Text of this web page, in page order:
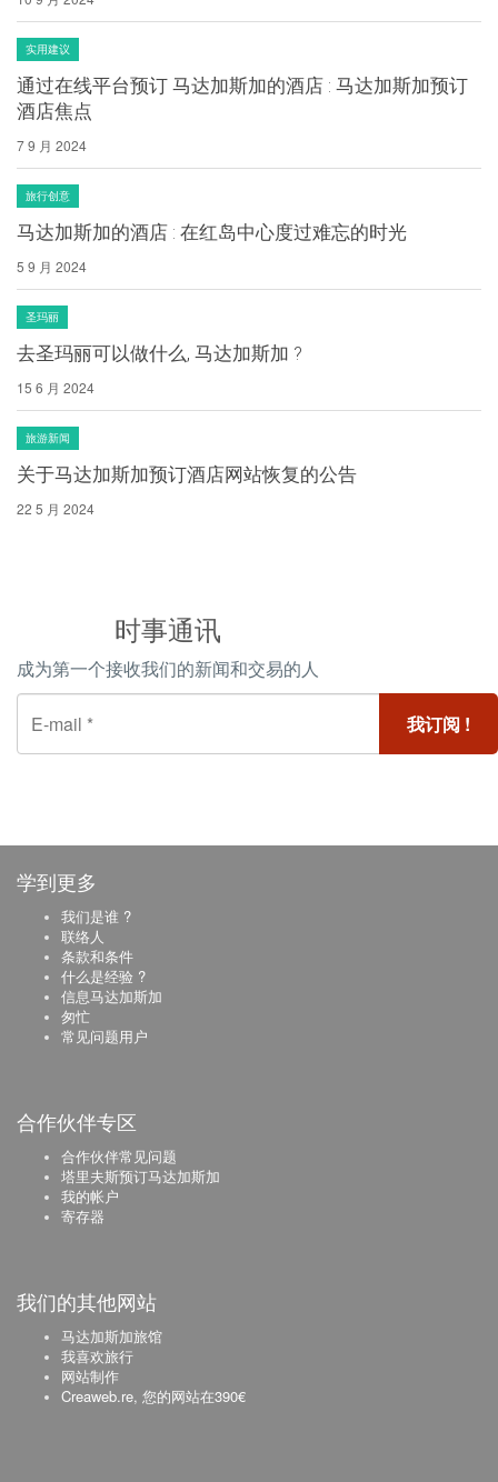
实用建议
通过在线平台预订 马达加斯加的酒店 : 马达加斯加预订
酒店焦点
7 9 月 2024
旅行创意
马达加斯加的酒店 : 在红岛中心度过难忘的时光
5 9 月 2024
圣玛丽
去圣玛丽可以做什么, 马达加斯加 ?
15 6 月 2024
旅游新闻
关于马达加斯加预订酒店网站恢复的公告
22 5 月 2024
时事通讯
成为第一个接收我们的新闻和交易的人
学到更多
我们是谁 ?
联络人
条款和条件
什么是经验 ?
信息马达加斯加
匆忙
常见问题用户
合作伙伴专区
合作伙伴常见问题
塔里夫斯预订马达加斯加
我的帐户
寄存器
我们的其他网站
马达加斯加旅馆
我喜欢旅行
网站制作
Creaweb.re, 您的网站在390€